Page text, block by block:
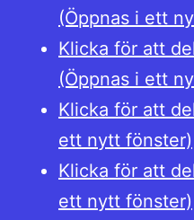
(Öppnas i ett
Klicka för att
(Öppnas i ett
Klicka för att
ett nytt fönster)
Klicka för att
ett nytt fönster)